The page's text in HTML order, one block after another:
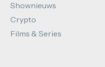
Shownieuws
Crypto
Films & Series